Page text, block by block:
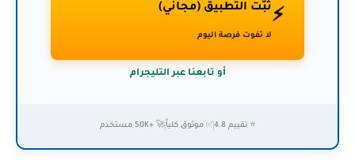
⚡
ثبّت التطبيق (مجاني)
لا تفوت فرصة اليوم
أو تابعنا عبر التليجرام
⭐ تقييم 4.8 ✅ موثوق كلياً 🚀 +50K مستخدم